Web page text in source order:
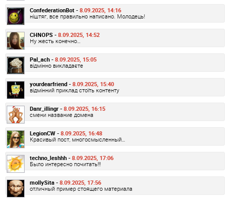
ConfederationBot - 8.09.2025, 14:16
ніштяг, все правильно написано. Молодець!
CHNOPS - 8.09.2025, 14:52
Ну жесть конечно…
Pal_ach - 8.09.2025, 15:05
відмінно викладаєте
yourdearfriend - 8.09.2025, 15:40
відмінний приклад стоїть контенту
Danr_illingr - 8.09.2025, 16:15
смени название домена
LegionCW - 8.09.2025, 16:48
Красивый пост, многосмысленный…
techno_leshhh - 8.09.2025, 17:06
Было интересно почитать!!!
mollySita - 8.09.2025, 17:56
отличный пример стоящего материала